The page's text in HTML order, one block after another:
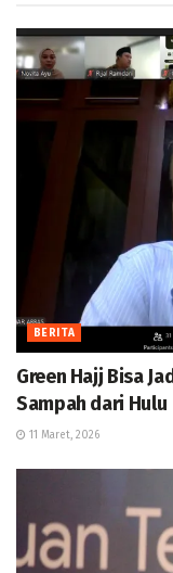
BERITA
Green Hajj Bisa
Sampah dari Hulu
11 Maret, 2026